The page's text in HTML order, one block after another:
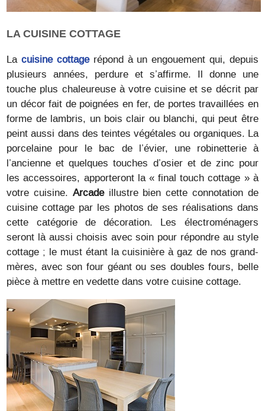
LA CUISINE COTTAGE
Lacuisine cottage répond à un engouement qui, depuis
plusieurs années, perdure et s’affirme. Il donne une
touche plus chaleureuse à votre cuisine et se décrit par
un décor fait de poignées en fer, de portes travaillées en
forme de lambris, un bois clair ou blanchi, qui peut être
peint aussi dans des teintes végétales ou organiques. La
porcelaine pour le bac de l’évier, une robinetterie à
l’ancienne et quelques touches d’osier et de zinc pour
les accessoires, apporteront la « final touch cottage » à
votre cuisine. Arcadeillustre bien cette connotation de
cuisine cottage par les photos de ses réalisations dans
cette catégorie de décoration. Les électroménagers
seront là aussi choisis avec soin pour répondre au style
cottage ; le must étant la cuisinière à gaz de nos grand-
mères, avec son four géant ou ses doubles fours, belle
pièce à mettre en vedette dans votre cuisine cottage.